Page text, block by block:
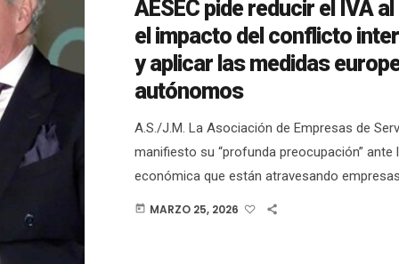
AESEC pide reducir el IVA
el impacto del conflicto
y aplicar las medidas
autónomos
A.S./J.M. La Asociación de Empresas de
manifiesto su “profunda preocupación” ante
económica que están atravesando
como consecuencia directa del actual
today MARZO 25, 2026